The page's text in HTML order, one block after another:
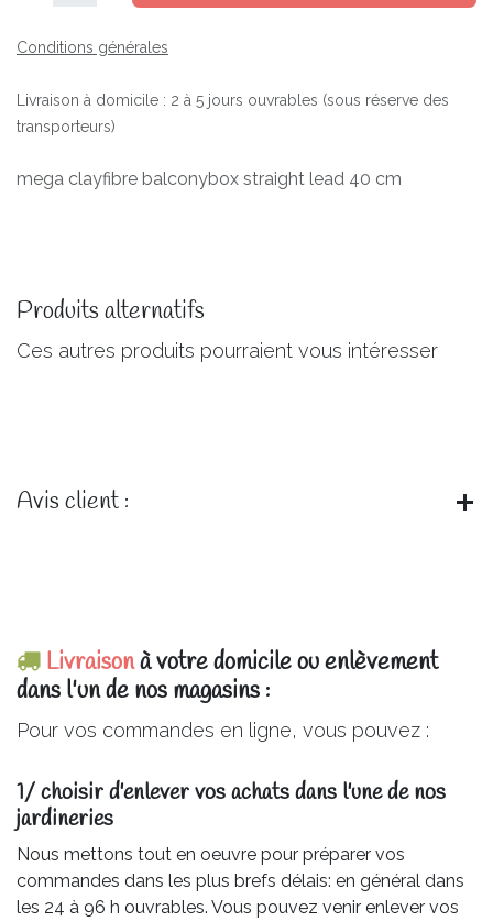
Conditions générales
Livraison à domicile : 2 à 5 jours ouvrables (sous réserve des
transporteurs)
mega clayfibre balconybox straight lead 40 cm
Produits alternatifs
Ces autres produits pourraient vous intéresser
Avis client :
Livraisonà votre domicile ou enlèvement
dans l'un de nos magasins :
Pour vos commandes en ligne, vous pouvez :
1/ choisir d'enlever vos achats dans l'une de nos
jardineries​
Nous mettons tout en oeuvre pour préparer vos
commandes dans les plus brefs délais: en général dans
les 24 à 96 h ouvrables. Vous pouvez venir enlever vos